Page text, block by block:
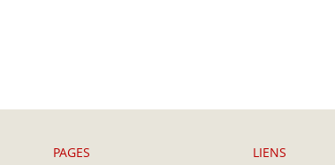
PAGES LIENS